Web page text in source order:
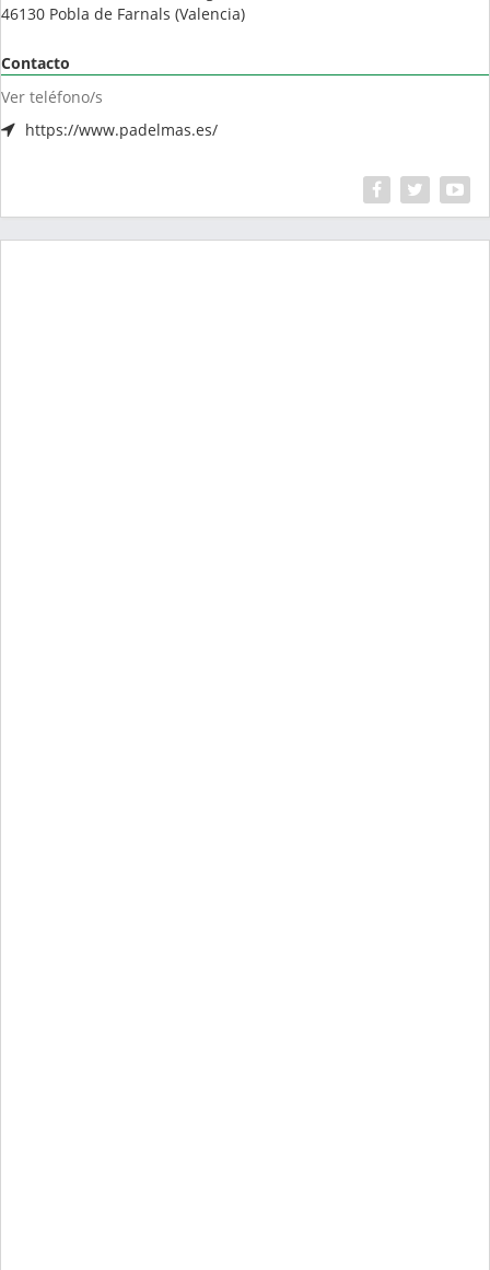
46130 Pobla de Farnals (Valencia)
Contacto
Ver teléfono/s
https://www.padelmas.es/